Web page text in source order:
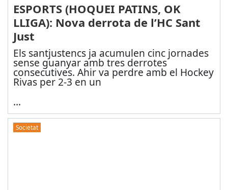
ESPORTS (HOQUEI PATINS, OK
LLIGA): Nova derrota de l’HC Sant
Just
Els santjustencs ja acumulen cinc jornades
sense guanyar amb tres derrotes
consecutives. Ahir va perdre amb el Hockey
Rivas per 2-3 en un
...
Societat